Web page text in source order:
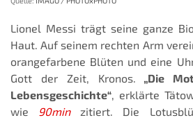
Lionel Messi trägt seine ganze
Haut. Auf seinem rechten Arm
orangefarbene Blüten und eine
Gott der Zeit, Kronos. „Die
Lebensgeschichte“, erklärte
wie 90minzitiert. Die